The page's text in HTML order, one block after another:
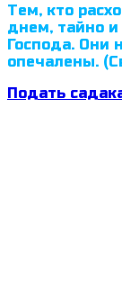
Тем, кто
днем, тайно и
Господа. Они
опечалены.
Подать